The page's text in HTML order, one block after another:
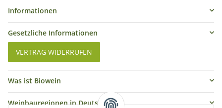
Informationen
Gesetzliche Informationen
VERTRAG WIDERRUFEN
Was ist Biowein
Weinbauregionen in Deutschland